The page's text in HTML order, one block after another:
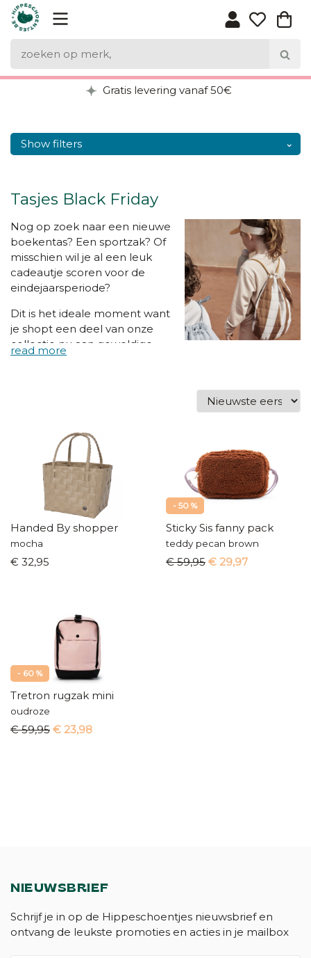
Gratis levering vanaf 50€
Show filters
Tasjes Black Friday
Nog op zoek naar een nieuwe
boekentas? Een sportzak? Of
misschien wil je al een leuk
cadeautje scoren voor de
eindejaarsperiode?
Dit is het ideale moment want
je shopt een deel van onze
collectie nu aan geweldige
BLACK FRIDAY kortingen!
Handed By shopper
mocha
€ 32,95
- 50 %
Sticky Sis fanny pack
teddy pecan brown
€ 59,95 € 29,97
- 60 %
Tretron rugzak mini
oudroze
€ 59,95 € 23,98
NIEUWSBRIEF
Schrijf je in op de Hippeschoentjes nieuwsbrief en
ontvang de leukste promoties en acties in je mailbox